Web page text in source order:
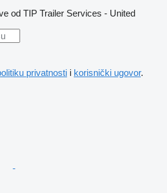
od TIP Trailer Services - United
privatnosti i korisnički ugovor.